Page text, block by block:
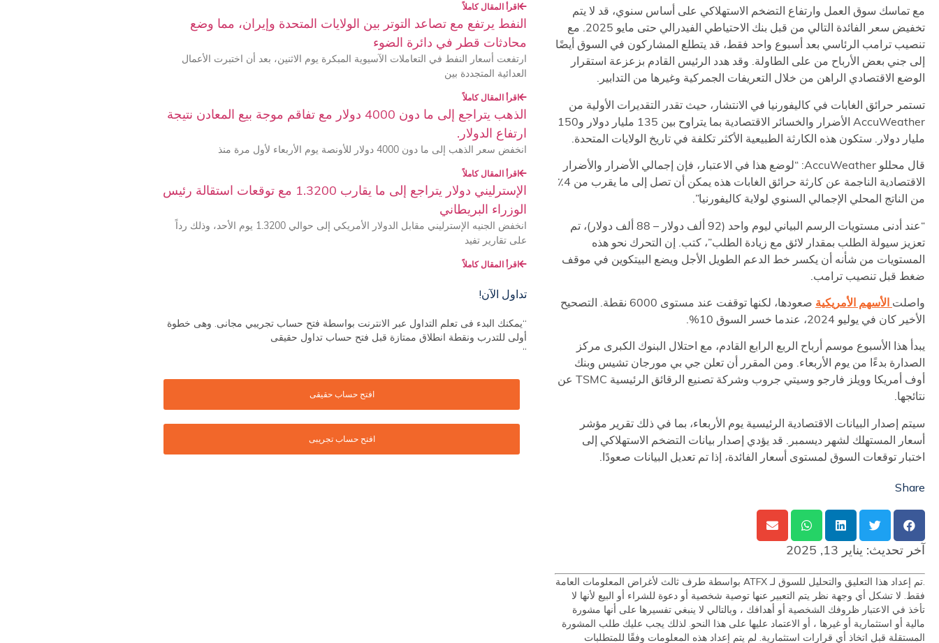
مع تماسك سوق العمل وارتفاع التضخم الاستهلاكي على أساس سنوي، قد لا يتم
تخفيض سعر الفائدة التالي من قبل بنك الاحتياطي الفيدرالي حتى مايو 2025. مع
تنصيب ترامب الرئاسي بعد أسبوع واحد فقط، قد يتطلع المشاركون في السوق أيضًا
إلى جني بعض الأرباح من على الطاولة. وقد هدد الرئيس القادم بزعزعة استقرار
الوضع الاقتصادي الراهن من خلال التعريفات الجمركية وغيرها من التدابير.
تستمر حرائق الغابات في كاليفورنيا في الانتشار، حيث تقدر التقديرات الأولية من
AccuWeather الأضرار والخسائر الاقتصادية بما يتراوح بين 135 مليار دولار و150
مليار دولار. ستكون هذه الكارثة الطبيعية الأكثر تكلفة في تاريخ الولايات المتحدة.
قال محللو AccuWeather: “لوضع هذا في الاعتبار، فإن إجمالي الأضرار والأضرار
الاقتصادية الناجمة عن كارثة حرائق الغابات هذه يمكن أن تصل إلى ما يقرب من 4٪
من الناتج المحلي الإجمالي السنوي لولاية كاليفورنيا”.
“عند أدنى مستويات الرسم البياني ليوم واحد (92 ألف دولار – 88 ألف دولار)، تم
تعزيز سيولة الطلب بمقدار لائق مع زيادة الطلب”، كتب. إن التحرك نحو هذه
المستويات من شأنه أن يكسر خط الدعم الطويل الأجل ويضع البيتكوين في موقف
ضغط قبل تنصيب ترامب.
واصلت الأسهم الأمريكية
صعودها، لكنها توقفت عند مستوى 6000 نقطة. التصحيح
الأخير كان في يوليو 2024، عندما خسر السوق 10%.
يبدأ هذا الأسبوع موسم أرباح الربع الرابع القادم، مع احتلال البنوك الكبرى مركز
الصدارة بدءًا من يوم الأربعاء. ومن المقرر أن تعلن جي بي مورجان تشيس وبنك
أوف أمريكا وويلز فارجو وسيتي جروب وشركة تصنيع الرقائق الرئيسية TSMC عن
نتائجها.
سيتم إصدار البيانات الاقتصادية الرئيسية يوم الأربعاء، بما في ذلك تقرير مؤشر
أسعار المستهلك لشهر ديسمبر. قد يؤدي إصدار بيانات التضخم الاستهلاكي إلى
اختبار توقعات السوق لمستوى أسعار الفائدة، إذا تم تعديل البيانات صعودًا.
Share
آخر تحديث: يناير 13, 2025
.تم إعداد هذا التعليق والتحليل للسوق لـ ATFX بواسطة طرف ثالث لأغراض المعلومات العامة
فقط. لا تشكل أي وجهة نظر يتم التعبير عنها توصية شخصية أو دعوة للشراء أو البيع لأنها لا
تأخذ في الاعتبار ظروفك الشخصية أو أهدافك ، وبالتالي لا ينبغي تفسيرها على أنها مشورة
مالية أو استثمارية أو غيرها ، أو الاعتماد عليها على هذا النحو. لذلك يجب عليك طلب المشورة
المستقلة قبل اتخاذ أي قرارات استثمارية. لم يتم إعداد هذه المعلومات وفقًا للمتطلبات
اقرأ المقال كاملاً
النفط يرتفع مع تصاعد التوتر بين الولايات المتحدة وإيران، مما وضع
محادثات قطر في دائرة الضوء
ارتفعت أسعار النفط في التعاملات الآسيوية المبكرة يوم الاثنين، بعد أن اختبرت الأعمال
العدائية المتجددة بين
اقرأ المقال كاملاً
الذهب يتراجع إلى ما دون 4000 دولار مع تفاقم موجة بيع المعادن نتيجة
ارتفاع الدولار.
انخفض سعر الذهب إلى ما دون 4000 دولار للأونصة يوم الأربعاء لأول مرة منذ
اقرأ المقال كاملاً
الإسترليني دولار يتراجع إلى ما يقارب 1.3200 مع توقعات استقالة رئيس
الوزراء البريطاني
انخفض الجنيه الإسترليني مقابل الدولار الأمريكي إلى حوالي 1.3200 يوم الأحد، وذلك رداً
على تقارير تفيد
اقرأ المقال كاملاً
تداول الآن!
“يمكنك البدء فى تعلم التداول عبر الانترنت بواسطة فتح حساب تجريبي مجانى. وهى خطوة
أولى للتدرب ونقطة انطلاق ممتازة قبل فتح حساب تداول حقيقى
“
افتح حساب حقيقى
افتح حساب تجريبى